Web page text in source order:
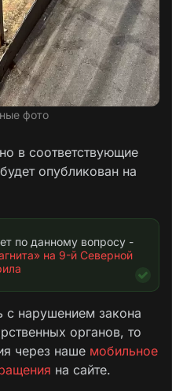
для пожилых
с детьми и
в момент
серьёзные
и черепно-
несёт
причинённый
содержания
на
услуг) и ст. 14
потребителей» №
фото
в соответствующие
опубликован на
на 9-й Северной
с нарушением закона
органов, то
через наше мобильное
на сайте.